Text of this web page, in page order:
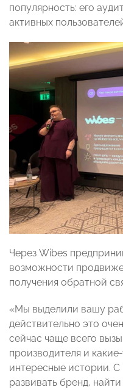
популярность: его
активных
Через Wibes
возможности
получения обратной
«Мы выделили вашу
действительно это
сейчас чаще всего
производителя и
интересные истории.
развивать бренд,